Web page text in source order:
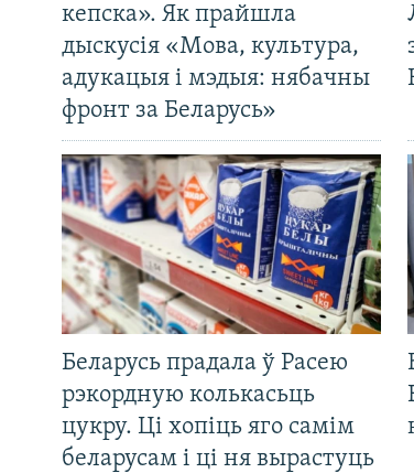
кепска». Як прайшла
дыскусія «Мова, культура,
адукацыя і мэдыя: нябачны
фронт за Беларусь»
Беларусь прадала ў Расею
рэкордную колькасьць
цукру. Ці хопіць яго самім
беларусам і ці ня вырастуць